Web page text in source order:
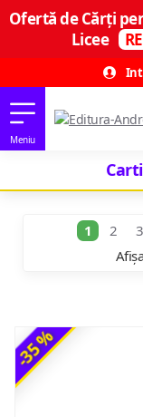
Ofertă de Cărți
Licee
1 2 3
-35 %